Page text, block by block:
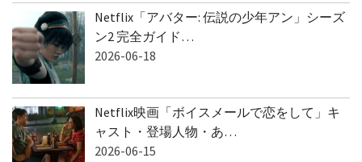
Netflix「アバター: 伝説の少年アン」シーズ
ン2 完全ガイド…
2026-06-18
Netflix映画「ボイスメールで恋をして」キ
ャスト・登場人物・あ…
2026-06-15